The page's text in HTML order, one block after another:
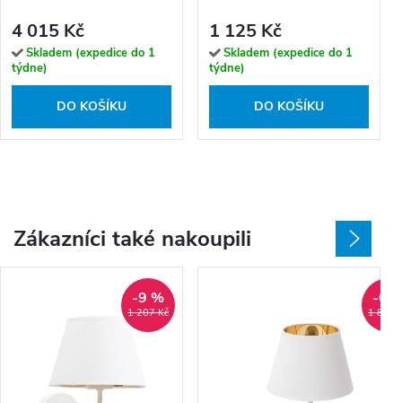
4 015 Kč
Skladem (expedice do 1
týdne)
DO KOŠÍKU
1 125 Kč
Skladem (expedice do 1
týdne)
DO KOŠÍKU
Zákazníci také nakoupili
1 207 Kč
-9 %
1 810
-6